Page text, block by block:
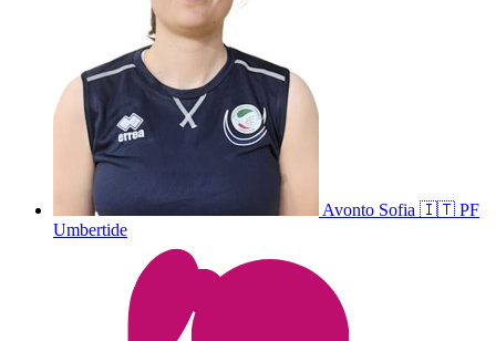
Avonto Sofia 🇮🇹 PF
Umbertide